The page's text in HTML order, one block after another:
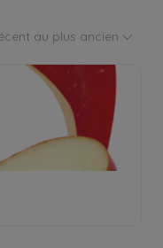
au plus ancien